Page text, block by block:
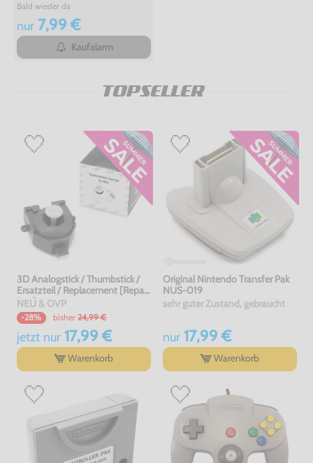
Bald wieder da
nur7,99 €
Kaufalarm
TOPSELLER
3D Analogstick / Thumbstick /
Ersatzteil / Replacement [Repair
Box]
NEU & OVP
-28% bisher 24,99 €
jetzt nur17,99 €
Warenkorb
Original Nintendo Transfer Pak
NUS-019
sehr guter Zustand, gebraucht
nur17,99 €
Warenkorb